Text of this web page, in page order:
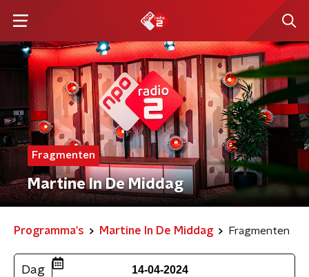
Fragmenten
Martine In De Middag
Programma's Martine In De Middag Fragmenten
Dag 14-04-2024